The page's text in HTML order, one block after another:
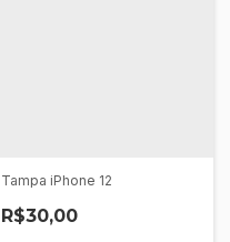
Tampa iPhone 12
R$30,00